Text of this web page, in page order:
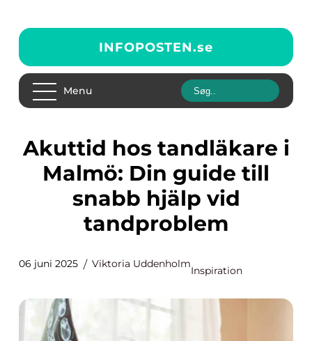
INFOPOSTEN.se
Menu
Akuttid hos tandläkare i
Malmö: Din guide till
snabb hjälp vid
tandproblem
06 juni 2025 Viktoria Uddenholm
Inspiration